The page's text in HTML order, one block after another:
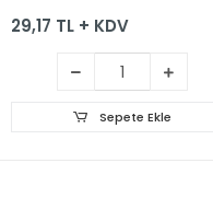
29,17 TL + KDV
Sepete Ekle